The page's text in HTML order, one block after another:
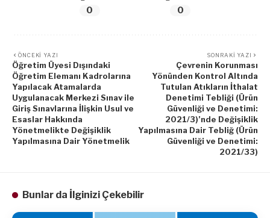
0 0
ÖNCEKI YAZI
Öğretim Üyesi Dışındaki
Öğretim Elemanı Kadrolarına
Yapılacak Atamalarda
Uygulanacak Merkezi Sınav ile
Giriş Sınavlarına İlişkin Usul ve
Esaslar Hakkında
Yönetmelikte Değişiklik
Yapılmasına Dair Yönetmelik
SONRAKI YAZI
Çevrenin Korunması
Yönünden Kontrol Altında
Tutulan Atıkların İthalat
Denetimi Tebliği (Ürün
Güvenliği ve Denetimi:
2021/3)’nde Değişiklik
Yapılmasına Dair Tebliğ (Ürün
Güvenliği ve Denetimi:
2021/33)
Bunlar da İlginizi Çekebilir